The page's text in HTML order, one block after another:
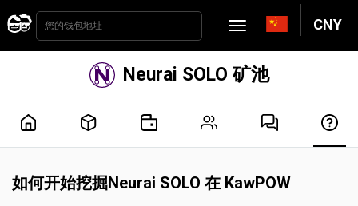
CNY
Neurai SOLO 矿池
如何开始挖掘Neurai SOLO 在 KawPOW